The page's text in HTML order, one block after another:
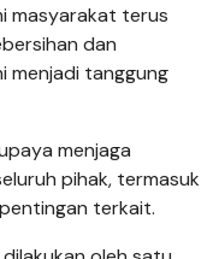
masyarakat terus
dan
menjadi tanggung
menjaga
pihak, termasuk
terkait.